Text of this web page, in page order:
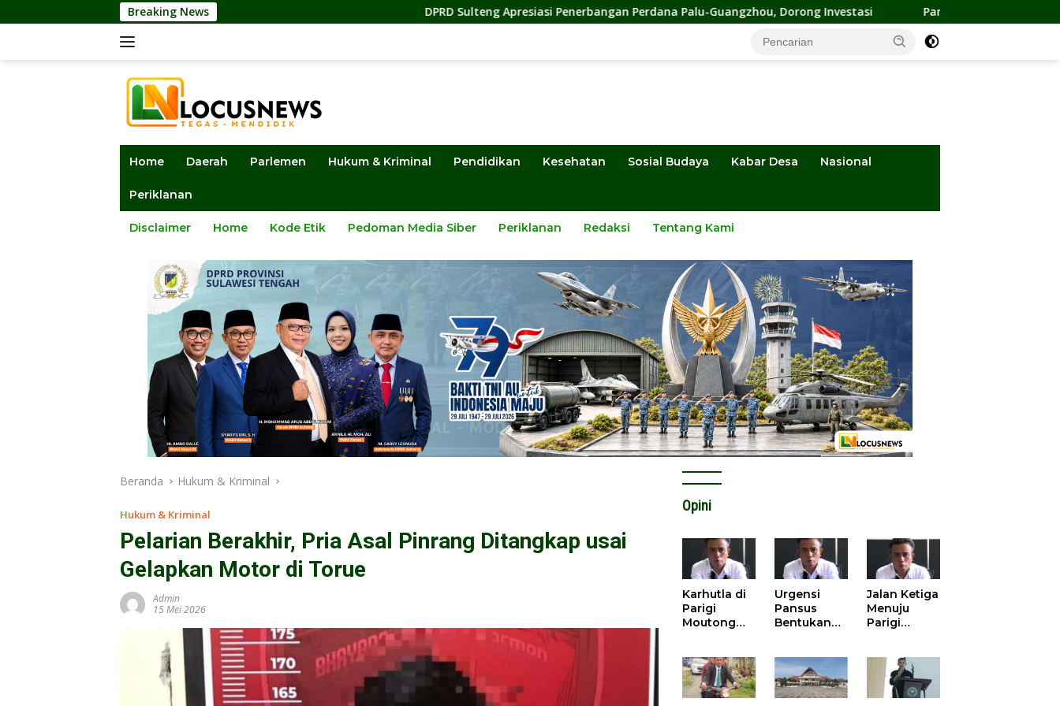
ke
Breaking News DPRD Sulteng Apresiasi Penerbangan Perdana Palu-Guangzhou, Dorong Investasi Pansus DPRD Sulteng Kawal Penyelesaian
Home Daerah Parlemen Hukum & Kriminal Pendidikan Kesehatan Sosial Budaya Kabar Desa Nasional
Periklanan
Disclaimer Home Kode Etik Pedoman Media Siber Periklanan Redaksi Tentang Kami
Beranda Hukum & Kriminal
Hukum & Kriminal
Pelarian Berakhir, Pria Asal Pinrang Ditangkap usai
Gelapkan Motor di Torue
Admin
15 Mei 2026
Opini
Karhutla di
Parigi
Moutong
Tantangan
Tata Kelola
Mitigasi
Urgensi
Pansus
Bentukan
Kisruh
Pengusulan
52 Titik
Jalan Ketiga
Menuju
Parigi
Beradab